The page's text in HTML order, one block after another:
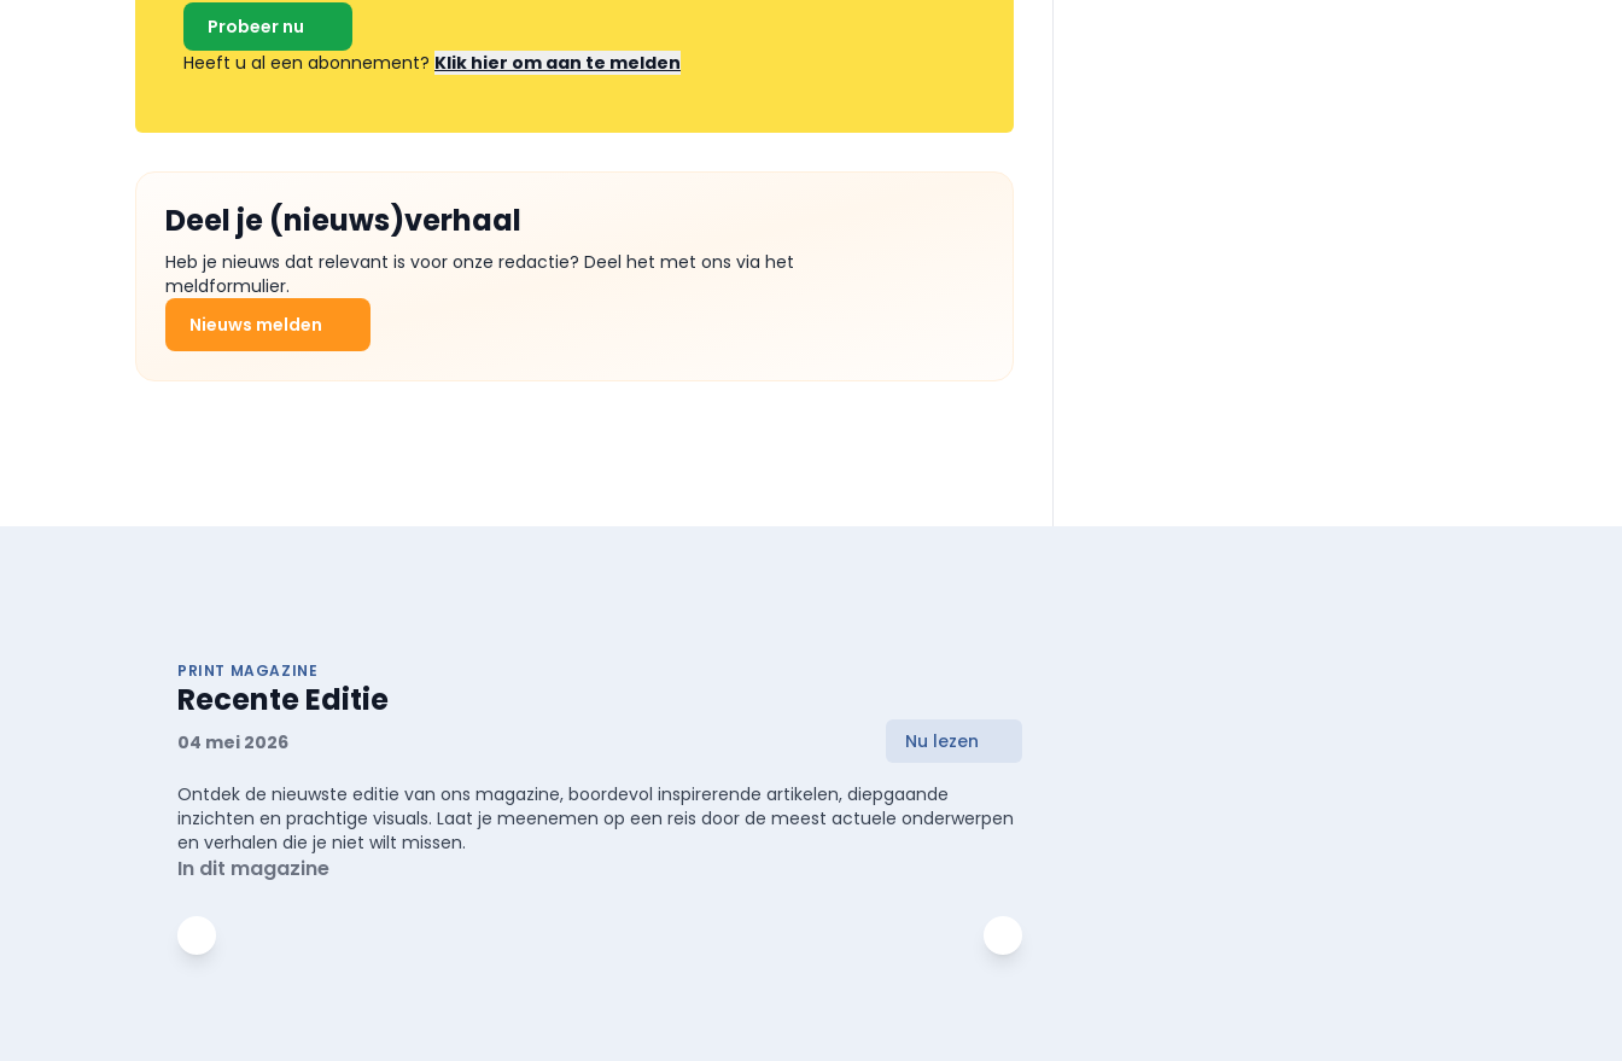
Probeer nu
Heeft u al een abonnement? Klik hier om aan te melden
Deel je (nieuws)verhaal
Heb je nieuws dat relevant is voor onze redactie? Deel het met ons via het
meldformulier.
Nieuws melden
PRINT MAGAZINE
Recente Editie
04 mei 2026 Nu lezen
Ontdek de nieuwste editie van ons magazine, boordevol inspirerende artikelen, diepgaande
inzichten en prachtige visuals. Laat je meenemen op een reis door de meest actuele onderwerpen
en verhalen die je niet wilt missen.
In dit magazine